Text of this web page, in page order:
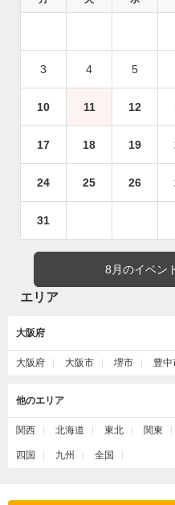
3 4 5
10 11 12
17 18 19
24 25 26
31
8月のイベン
エリア
大阪府
大阪府 大阪市 堺市 豊中
他のエリア
関西 北海道 東北 関東
四国 九州 全国